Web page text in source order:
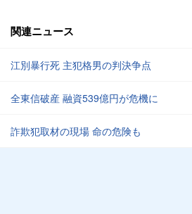
関連ニュース
江別暴行死 主犯格男の判決争点
全東信破産 融資539億円が危機に
詐欺犯取材の現場 命の危険も